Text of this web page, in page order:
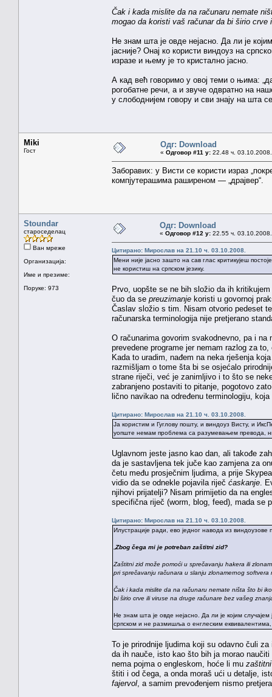
Čak i kada mislite da na računaru nemate
mogao da koristi vaš računar da bi širio
Не знам шта је овде нејасно. Да ли је
јасније? Онај ко користи виндоуз на
изразе и њему је то кристално јасно.
А кад већ говоримо у овој теми о њима:
рогобатне речи, а и звуче одвратно на
у слободнијем говору и сви знају на
Miki
Гост
Одг: Download
« Одговор #11 у: 22.48 ч.
Заборавих: у Висти се користи израз
компјутерашима раширеном — „драјвер“.
Stoundar
староседелац
Ван мреже
Организација:
Име и презиме:
Поруке: 973
Одг: Download
« Одговор #12 у: 22.55 ч.
Цитирано: Мирослав на 21.10 ч. 03.10.2008.
Мени није јасно зашто на сав глас критикујеш
не користиш на српском језику.
Prvo, uopšte se ne bih složio da ih
čuo da se preuzimanje koristi u govornoj
Časlav složio s tim. Nisam otvorio pedeset
računarska terminologija nije pretjerano
O računarima govorim svakodnevno, pa i
prevedene programe jer nemam razlog za
Kada to uradim, nađem na neka rješenja
razmišljam o tome šta bi se osjećalo
strane riječi, već je zanimljivo i to što se
zabranjeno postaviti to pitanje, pogotovo
lično navikao na određenu terminologiju,
Цитирано: Мирослав на 21.10 ч. 03.10.2008.
Ја користим и Гуглову пошту, и виндоуз Висту, и
уопште немам проблема са разумевањем превода,
Uglavnom jeste jasno kao dan, ali takođe
da je sastavljena tek juče kao zamjena za
četu među prosječnim ljudima, a prije
vidio da se odnekle pojavila riječ ćaskanje .
njihovi prijatelji? Nisam primijetio da na
specifična riječ (worm, blog, feed), mada se
Цитирано: Мирослав на 21.10 ч. 03.10.2008.
Илустрације ради, ево једног навода из
Zbog čega mi je potreban zaštitni zid?
Zaštitni zid može pomoći u sprečavanju hakera ili
pri sprečavanju računara u slanju zlonamernog softvera
Čak i kada mislite da na računaru nemate ništa što bi
bi širio crve ili viruse na druge računare bez vašeg
Не знам шта је овде нејасно. Да ли је којим случајем
српском и не размишља о енглеским
To je prirodnije ljudima koji su odavno čuli
da ih nauče, isto kao što bih ja morao
nema pojma o engleskom, hoće li mu
štiti i od čega, a onda moraš ući u detalje,
fajervol , a samim prevođenjem nismo